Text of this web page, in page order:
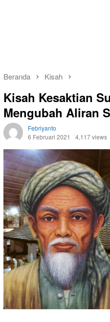
Beranda Kisah
Kisah Kesaktian
Mengubah Aliran
Febriyanto
6 Februari 2021
4,117 views